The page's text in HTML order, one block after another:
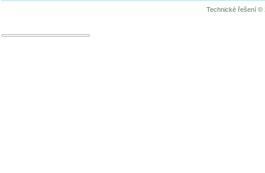
Technické řešení ©